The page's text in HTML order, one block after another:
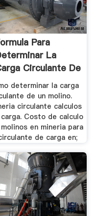
Para
La
Circulante De
.determinar la carga
de un molino.
circulante calculos
Costo de calculo
en mineria para
de carga en;